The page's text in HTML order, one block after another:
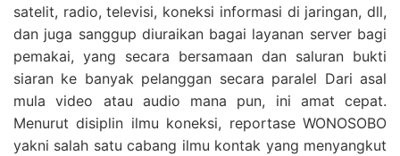
satelit, radio, televisi, koneksi informasi di jaringan, dll,
dan juga sanggup diuraikan bagai layanan server bagi
pemakai, yang secara bersamaan dan saluran bukti
siaran ke banyak pelanggan secara paralel Dari asal
mula video atau audio mana pun, ini amat cepat.
Menurut disiplin ilmu koneksi, reportase WONOSOBO
yakni salah satu cabang ilmu kontak yang menyangkut